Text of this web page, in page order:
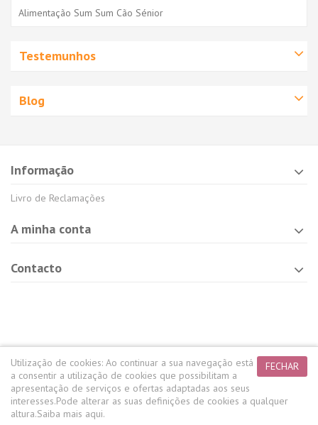
Alimentação Sum Sum Cão Sénior
Testemunhos
Blog
Informação
Livro de Reclamações
A minha conta
Contacto
FECHAR
Utilização de cookies: Ao continuar a sua navegação está
a consentir a utilização de cookies que possibilitam a
apresentação de serviços e ofertas adaptadas aos seus
interesses.Pode alterar as suas definições de cookies a qualquer
altura.Saiba mais aqui.